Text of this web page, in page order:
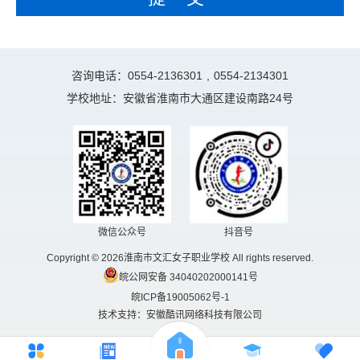
咨询电话：0554-2136301
0554-2134301
学校地址：安徽省淮南市大通区建设南路24号
微信公众号 抖音号
Copyright © 2026淮南市文汇女子职业学校 All rights reserved.
皖公网安备 34040202000141号
皖ICP备19005062号-1
技术支持：安徽酷讯网络科技有限公司